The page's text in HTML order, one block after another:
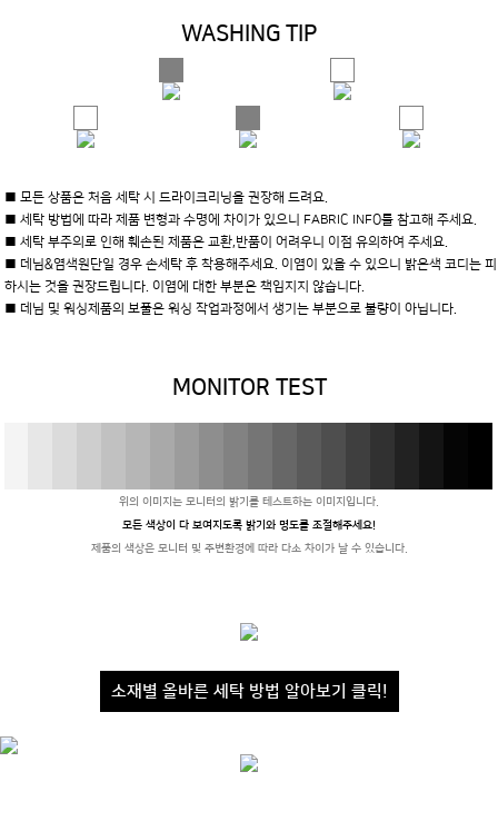
WASHING TIP
■ 모든 상품은 처음 세탁 시 드라이크리닝을 권장해 드려요.
■ 세탁 방법에 따라 제품 변형과 수명에 차이가 있으니 FABRIC INFO를 참고해 주세요.
■ 세탁 부주의로 인해 훼손된 제품은 교환,반품이 어려우니 이점 유의하여 주세요.
■ 데님&염색원단일 경우 손세탁 후 착용해주세요. 이염이 있을 수 있으니 밝은색 코디는 피
하시는 것을 권장드립니다. 이염에 대한 부분은 책임지지 않습니다.
■ 데님 및 워싱제품의 보풀은 워싱 작업과정에서 생기는 부분으로 불량이 아닙니다.
MONITOR TEST
위의 이미지는 모니터의 밝기를 테스트하는 이미지입니다.
모든 색상이 다 보여지도록 밝기와 명도를 조절해주세요!
제품의 색상은 모니터 및 주변환경에 따라 다소 차이가 날 수 있습니다.
소재별 올바른 세탁 방법 알아보기 클릭!